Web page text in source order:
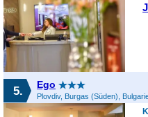
5. Ego
Plovdiv, Burgas (Süden),